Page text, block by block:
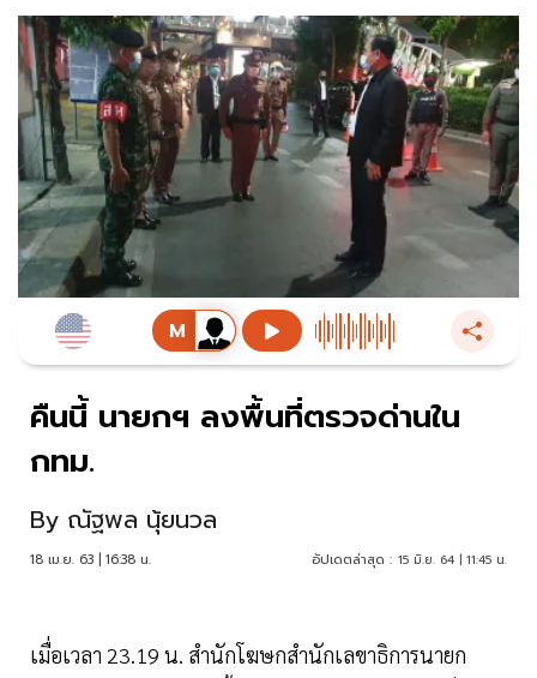
คืนนี้ นายกฯ ลงพื้นที่ตรวจด่านใน
กทม.
By ณัฐพล นุ้ยนวล
18 เม.ย. 63 | 16:38 น. อัปเดตล่าสุด : 15 มิ.ย. 64 | 11:45 น.
เมื่อเวลา 23.19 น. สำนักโฆษกสำนักเลขาธิการนายก